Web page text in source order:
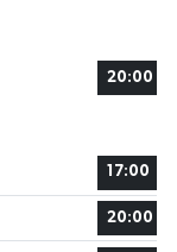
20:00
17:00
20:00